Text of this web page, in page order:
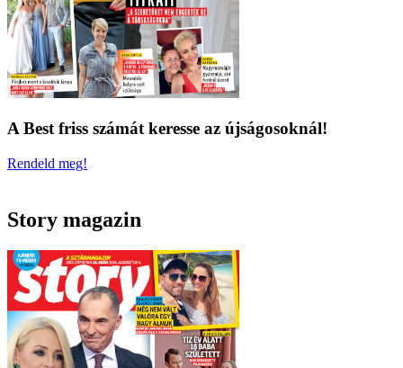
A Best friss számát keresse az újságosoknál!
Rendeld meg!
Story magazin